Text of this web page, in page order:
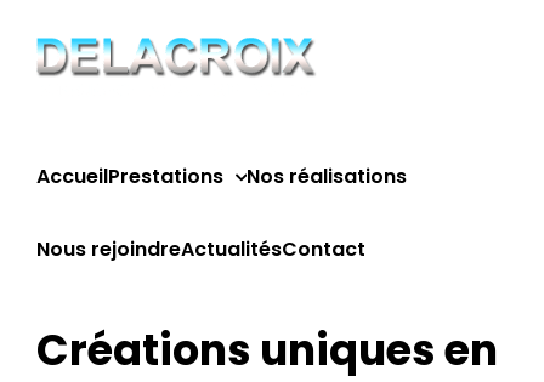
contenu
AccueilPrestations Nos réalisations
Nous rejoindreActualitésContact
Créations uniques en